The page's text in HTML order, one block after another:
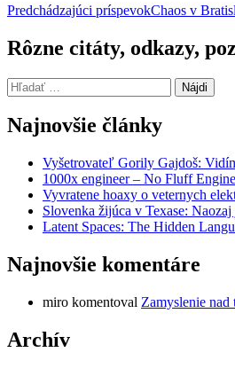
Navigácia
článkami
Predchádzajúci príspevokChaos v
Rôzne citáty, odkazy,
Hľadať:
Najnovšie články
Vyšetrovateľ Gorily Gajdoš:
1000x engineer – No Fluff
Vyvratene hoaxy o veternych
Slovenka žijúca v Texase:
Latent Spaces: The Hidden
Najnovšie komentáre
miro komentoval Zamyslenie
Archív